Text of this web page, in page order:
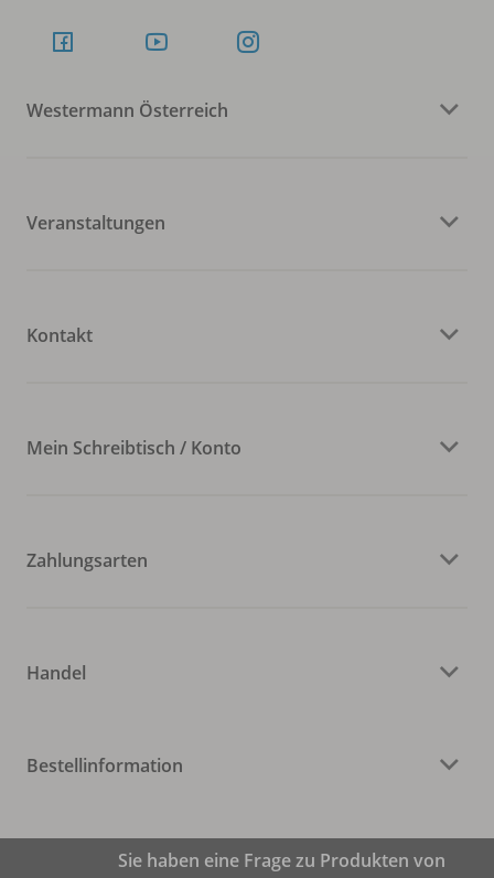
Westermann Österreich
Veranstaltungen
Kontakt
Mein Schreibtisch / Konto
Zahlungsarten
Handel
Bestellinformation
Sie haben eine Frage zu Produkten von